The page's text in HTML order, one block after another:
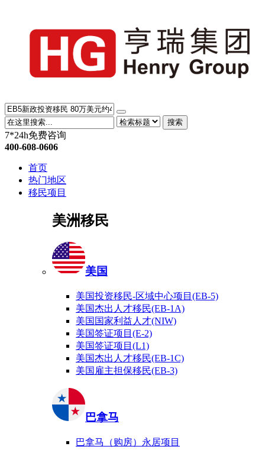
搜索
7*24h免费咨询
400-608-0606
首页
热门地区
移民项目
美洲移民
美国
美国投资移民-区域中心项目(EB-5)
美国杰出人才移民(EB-1A)
美国国家利益人才(NIW)
美国签证项目(E-2)
美国签证项目(L1)
美国杰出人才移民(EB-1C)
美国雇主担保移民(EB-3)
巴拿马
巴拿马（购房）永居项目